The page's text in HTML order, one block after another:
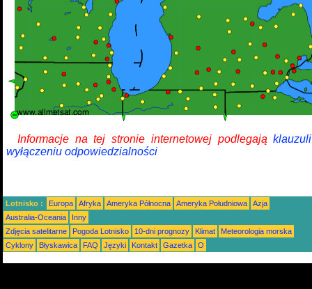
Informacje na tej stronie internetowej podlegają
wyłączeniu odpowiedzialności
Lotnisko : Europa Afryka Ameryka Północna Ameryka Południowa
Azja
Australia-Oceania
Inny
Zdjęcia satelitarne
Pogoda Lotnisko 10-dni prognozy Klimat
Meteorologia morska
Cyklony
Błyskawica FAQ Języki Kontakt Gazetka O